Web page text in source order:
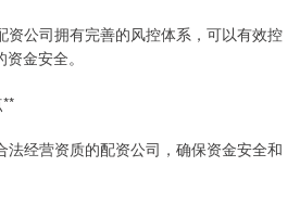
资公司拥有完善的风控体系，可以有效控
金安全。
法经营资质的配资公司，确保资金安全和